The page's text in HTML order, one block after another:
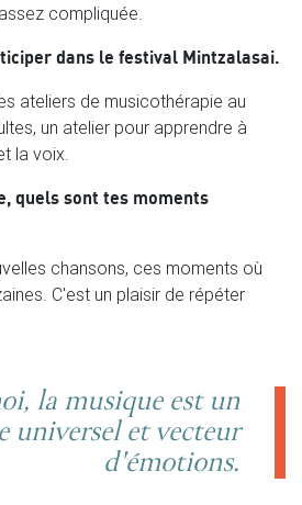
compliquée.
dans le festival Mintzalasai.
ateliers de musicothérapie au
un atelier pour apprendre à
la voix.
quels sont tes moments
chansons, ces moments où
C'est un plaisir de répéter
la musique est un
universel et vecteur
d'émotions.